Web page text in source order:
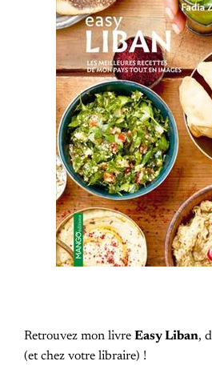
Retrouvez mon livre Easy Liban,
(et chez votre libraire) !